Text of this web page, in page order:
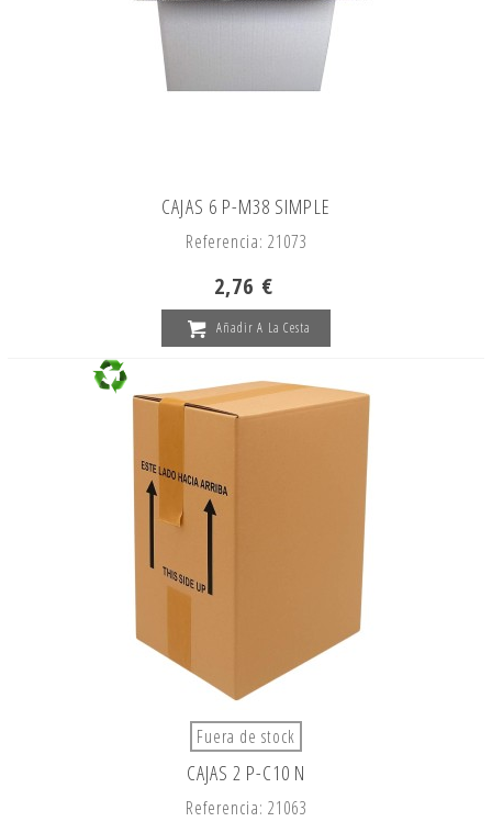
CAJAS 6 P-M38 SIMPLE
Referencia: 21073
2,76 €
Añadir A La Cesta
Fuera de stock
CAJAS 2 P-C10 N
Referencia: 21063